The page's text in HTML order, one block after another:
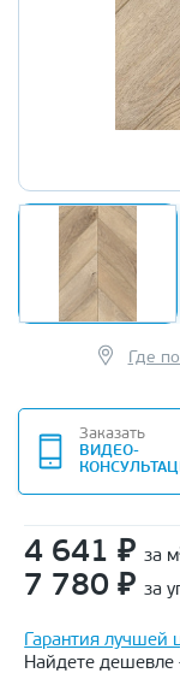
Где
Заказать
ВИДЕО-
4 641 ₽ за
7 780 ₽ за
Гарантия лучшей
Найдете